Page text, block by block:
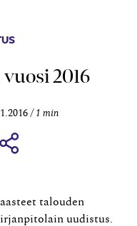
2016
1 min
Facebook
on LinkedIn
WhatsApp-viestinä
talouden
uudistus.